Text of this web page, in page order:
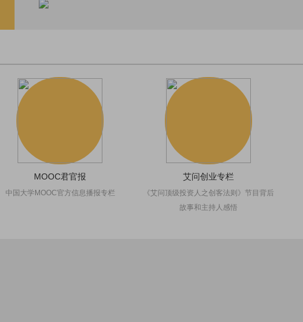
MOOC君官报
中国大学MOOC官方信息播报专栏
艾问创业专栏
《艾问顶级投资人之创客法则》节目背后
故事和主持人感悟